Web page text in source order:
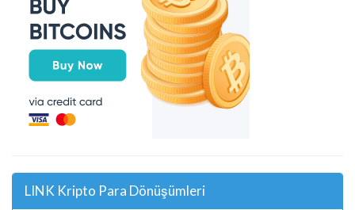
LINK Kripto Para Dönüşümleri